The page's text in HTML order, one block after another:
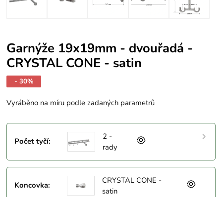
Garnýže 19x19mm - dvouřadá -
CRYSTAL CONE - satin
- 30%
Vyráběno na míru podle zadaných parametrů
Počet tyčí:
2 -
rady
Koncovka:
CRYSTAL CONE -
satin